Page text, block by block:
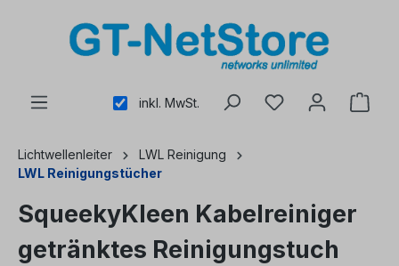
inkl. MwSt.
Lichtwellenleiter
LWL Reinigung
LWL Reinigungstücher
SqueekyKleen Kabelreiniger
getränktes Reinigungstuch